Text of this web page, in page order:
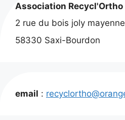
Association Recycl'Ortho
2 rue du bois joly mayenne
58330 Saxi-Bourdon
email :